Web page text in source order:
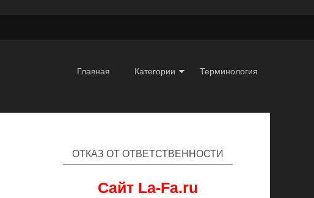
Главная Категории Терминология
ОТКАЗ ОТ ОТВЕТСТВЕННОСТИ
Сайт La-Fa.ru